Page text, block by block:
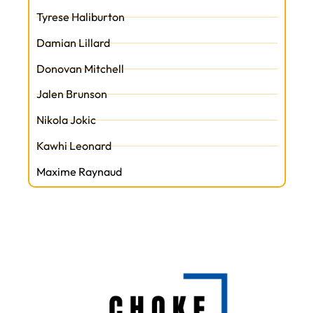
Tyrese Haliburton
Damian Lillard
Donovan Mitchell
Jalen Brunson
Nikola Jokic
Kawhi Leonard
Maxime Raynaud